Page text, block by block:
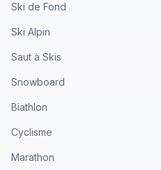
Ski de Fond
Ski Alpin
Saut à Skis
Snowboard
Biathlon
Cyclisme
Marathon